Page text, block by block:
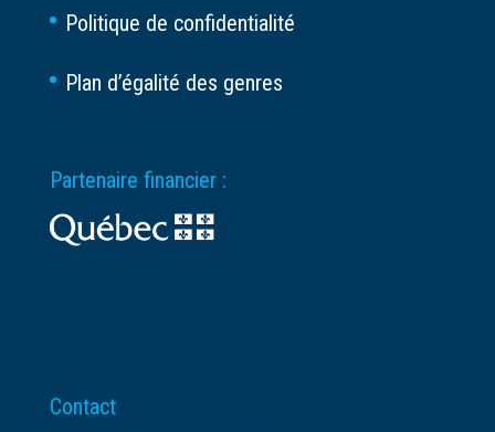
Politique de confidentialité
Plan d’égalité des genres
Partenaire financier :
Contact